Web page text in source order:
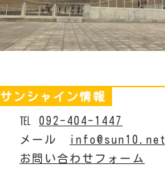
サンシャイン情報
℡ 092-404-1447
メール
info@sun10.net
お問い合わせフォーム